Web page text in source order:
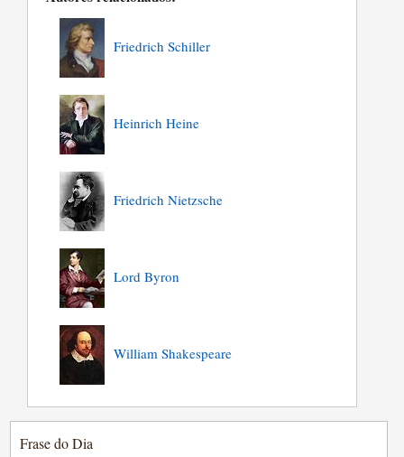
Friedrich Schiller
Heinrich Heine
Friedrich Nietzsche
Lord Byron
William Shakespeare
Frase do Dia